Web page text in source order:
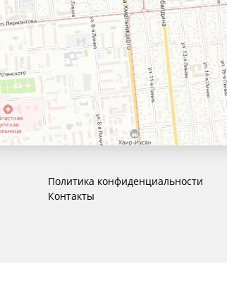
Политика конфиденциальности
Контакты